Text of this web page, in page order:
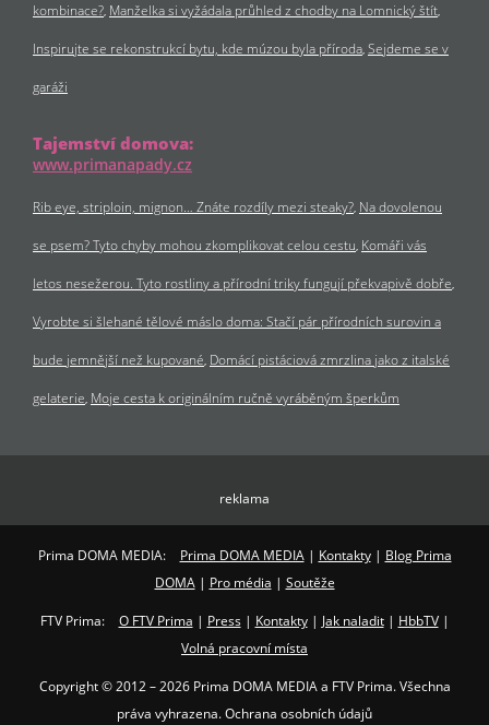
kombinace? Manželka si vyžádala průhled z chodby na Lomnický štít
Inspirujte se rekonstrukcí bytu, kde múzou byla příroda Sejdeme se v
garáži
Tajemství domova:
www.primanapady.cz
Rib eye, striploin, mignon… Znáte rozdíly mezi steaky? Na dovolenou
se psem? Tyto chyby mohou zkomplikovat celou cestu Komáři vás
letos nesežerou. Tyto rostliny a přírodní triky fungují překvapivě dobře
Vyrobte si šlehané tělové máslo doma: Stačí pár přírodních surovin a
bude jemnější než kupované Domácí pistáciová zmrzlina jako z italské
gelaterie Moje cesta k originálním ručně vyráběným šperkům
reklama
Prima DOMA MEDIA: Prima DOMA MEDIA| Kontakty| Blog Prima
DOMA| Pro média | Soutěže
FTV Prima: O FTV Prima | Press| Kontakty| Jak naladit| HbbTV|
Volná pracovní místa
Copyright © 2012 – 2026 Prima DOMA MEDIA a FTV Prima. Všechna
práva vyhrazena. Ochrana osobních údajů